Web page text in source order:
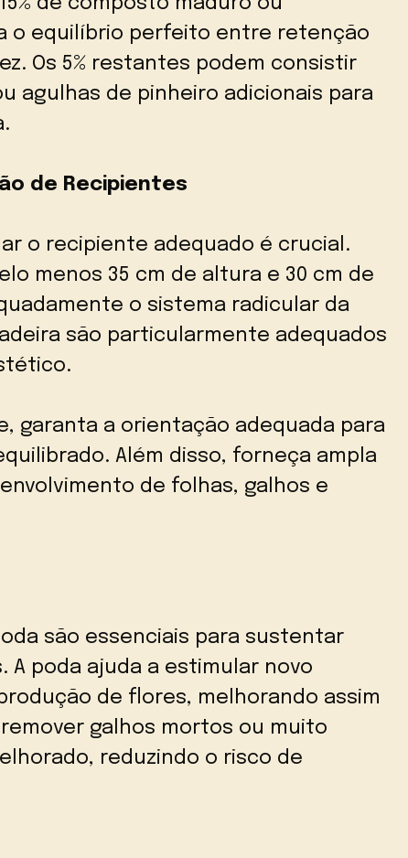
o equilíbrio perfeito entre retenção
Os 5% restantes podem consistir
agulhas de pinheiro adicionais para
de Recipientes
o recipiente adequado é crucial.
menos 35 cm de altura e 30 cm de
o sistema radicular da
são particularmente adequados
garanta a orientação adequada para
Além disso, forneça ampla
de folhas, galhos e
são essenciais para sustentar
A poda ajuda a estimular novo
de flores, melhorando assim
galhos mortos ou muito
reduzindo o risco de